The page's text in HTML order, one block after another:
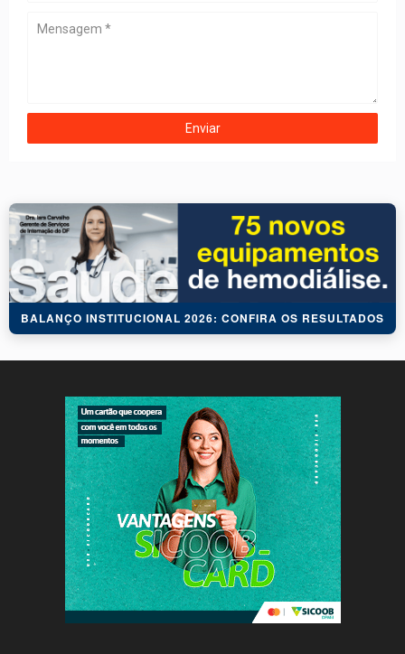
BALANÇO INSTITUCIONAL 2026: CONFIRA OS RESULTADOS